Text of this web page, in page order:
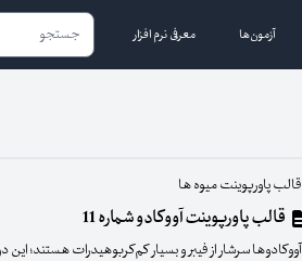
آزمون‌ها معرفی نرم افزار
قالب پاورپوینت میوه ها
قالب پاورپوینت آووکادو شماره 11
آووکادوها سرشار از فیبر و بسیار کم‌کربوهیدرات هستند؛ این